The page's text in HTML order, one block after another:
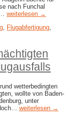
nach Funchal
weiterlesen →
Flugabfertigung
wetterbedingten
wollte von Baden-
unter
weiterlesen →